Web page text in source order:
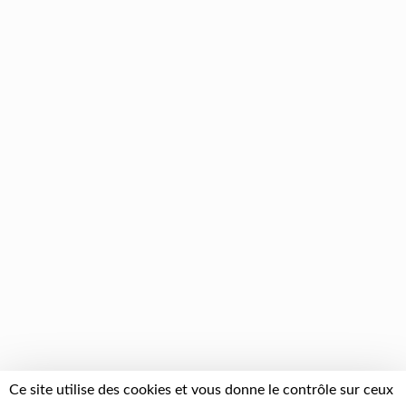
Ce site utilise des cookies et vous donne le contrôle sur ceux